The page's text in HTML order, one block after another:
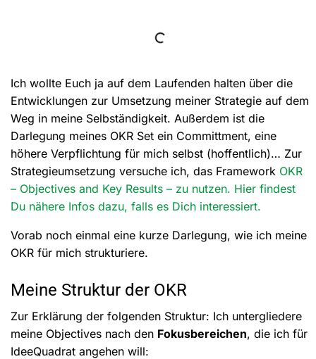
Ich wollte Euch ja auf dem Laufenden halten über die
Entwicklungen zur Umsetzung meiner Strategie auf dem
Weg in meine Selbständigkeit. Außerdem ist die
Darlegung meines OKR Set ein Committment, eine
höhere Verpflichtung für mich selbst (hoffentlich)… Zur
Strategieumsetzung versuche ich, das Framework OKR
– Objectives and Key Results – zu nutzen. Hier findest
Du nähere Infos dazu, falls es Dich interessiert.
Vorab noch einmal eine kurze Darlegung, wie ich meine
OKR für mich strukturiere.
Meine Struktur der OKR
Zur Erklärung der folgenden Struktur: Ich untergliedere
meine Objectives nach den Fokusbereichen, die ich für
IdeeQuadrat angehen will: